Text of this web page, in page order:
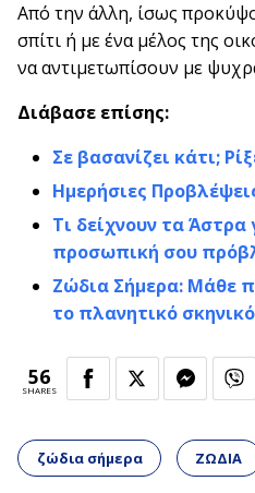
Από την άλλη, ίσως
σπίτι ή με ένα μέλος της
να αντιμετωπίσουν με
Διάβασε επίσης:
Σε βασανίζει κάτι;
Ημερήσιες
Τι δείχνουν τα Άστρα
προσωπική σου
Ζώδια Σήμερα: Μάθε
το πλανητικό
56
SHARES
ζώδια σήμερα ΖΩΔΙΑ